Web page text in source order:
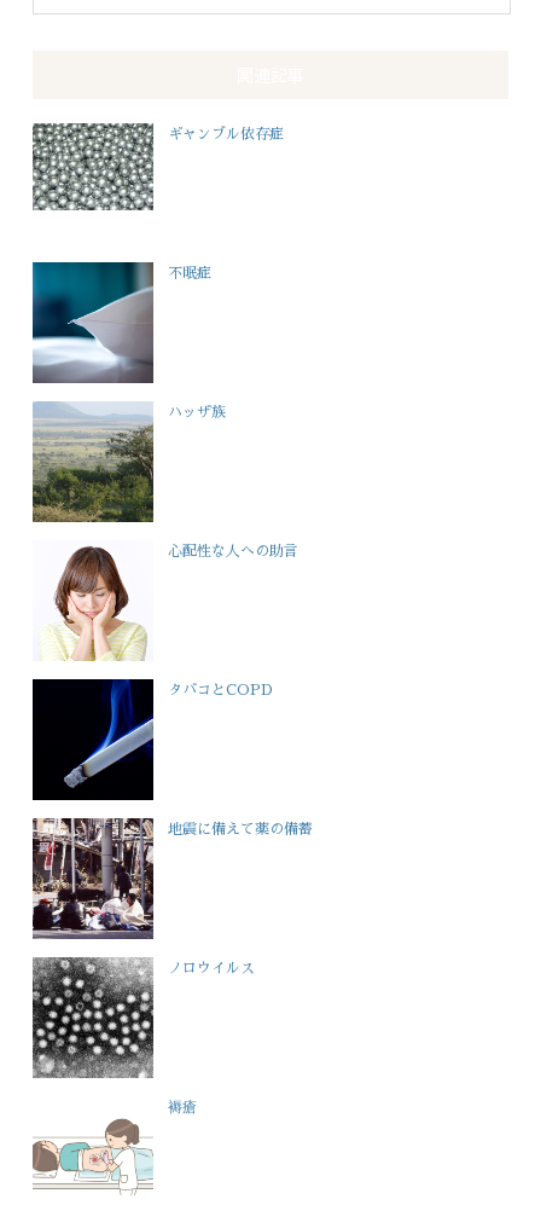
ギャンブル依存症
不眠症
ハッザ族
心配性な人への助言
タバコとCOPD
地震に備えて薬の備蓄
ノロウイルス
褥瘡